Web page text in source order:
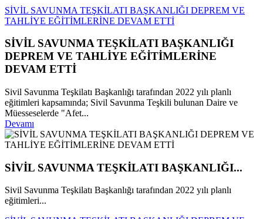
SİVİL SAVUNMA TEŞKİLATI BAŞKANLIĞI DEPREM VE
TAHLİYE EĞİTİMLERİNE DEVAM ETTİ
SİVİL SAVUNMA TEŞKİLATI BAŞKANLIĞI
DEPREM VE TAHLİYE EĞİTİMLERİNE
DEVAM ETTİ
Sivil Savunma Teşkilatı Başkanlığı tarafından 2022 yılı planlı
eğitimleri kapsamında; Sivil Savunma Teşkili bulunan Daire ve
Müesseselerde "Afet...
Devamı
SİVİL SAVUNMA TEŞKİLATI BAŞKANLIĞI...
Sivil Savunma Teşkilatı Başkanlığı tarafından 2022 yılı planlı
eğitimleri...